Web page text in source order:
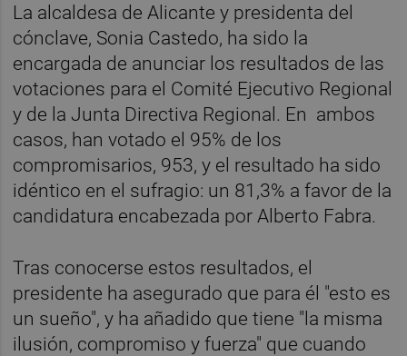
La alcaldesa de Alicante y presidenta del
cónclave, Sonia Castedo, ha sido la
encargada de anunciar los resultados de las
votaciones para el Comité Ejecutivo Regional
y de la Junta Directiva Regional. En ambos
casos, han votado el 95% de los
compromisarios, 953, y el resultado ha sido
idéntico en el sufragio: un 81,3% a favor de la
candidatura encabezada por Alberto Fabra.
Tras conocerse estos resultados, el
presidente ha asegurado que para él "esto es
un sueño", y ha añadido que tiene "la misma
ilusión, compromiso y fuerza" que cuando